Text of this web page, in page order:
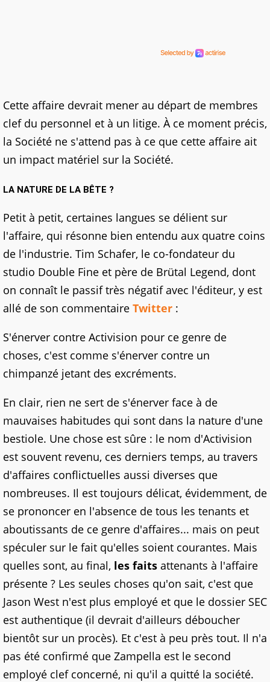
Cette affaire devrait mener au départ de membres
clef du personnel et à un litige. À ce moment précis,
la Société ne s'attend pas à ce que cette affaire ait
un impact matériel sur la Société.
LA NATURE DE LA BÊTE ?
Petit à petit, certaines langues se délient sur
l'affaire, qui résonne bien entendu aux quatre coins
de l'industrie. Tim Schafer, le co-fondateur du
studio Double Fine et père de Brütal Legend, dont
on connaît le passif très négatif avec l'éditeur, y est
allé de son commentaire Twitter :
S'énerver contre Activision pour ce genre de
choses, c'est comme s'énerver contre un
chimpanzé jetant des excréments.
En clair, rien ne sert de s'énerver face à de
mauvaises habitudes qui sont dans la nature d'une
bestiole. Une chose est sûre : le nom d'Activision
est souvent revenu, ces derniers temps, au travers
d'affaires conflictuelles aussi diverses que
nombreuses. Il est toujours délicat, évidemment, de
se prononcer en l'absence de tous les tenants et
aboutissants de ce genre d'affaires... mais on peut
spéculer sur le fait qu'elles soient courantes. Mais
quelles sont, au final, les faits attenants à l'affaire
présente ? Les seules choses qu'on sait, c'est que
Jason West n'est plus employé et que le dossier SEC
est authentique (il devrait d'ailleurs déboucher
bientôt sur un procès). Et c'est à peu près tout. Il n'a
pas été confirmé que Zampella est le second
employé clef concerné, ni qu'il a quitté la société.